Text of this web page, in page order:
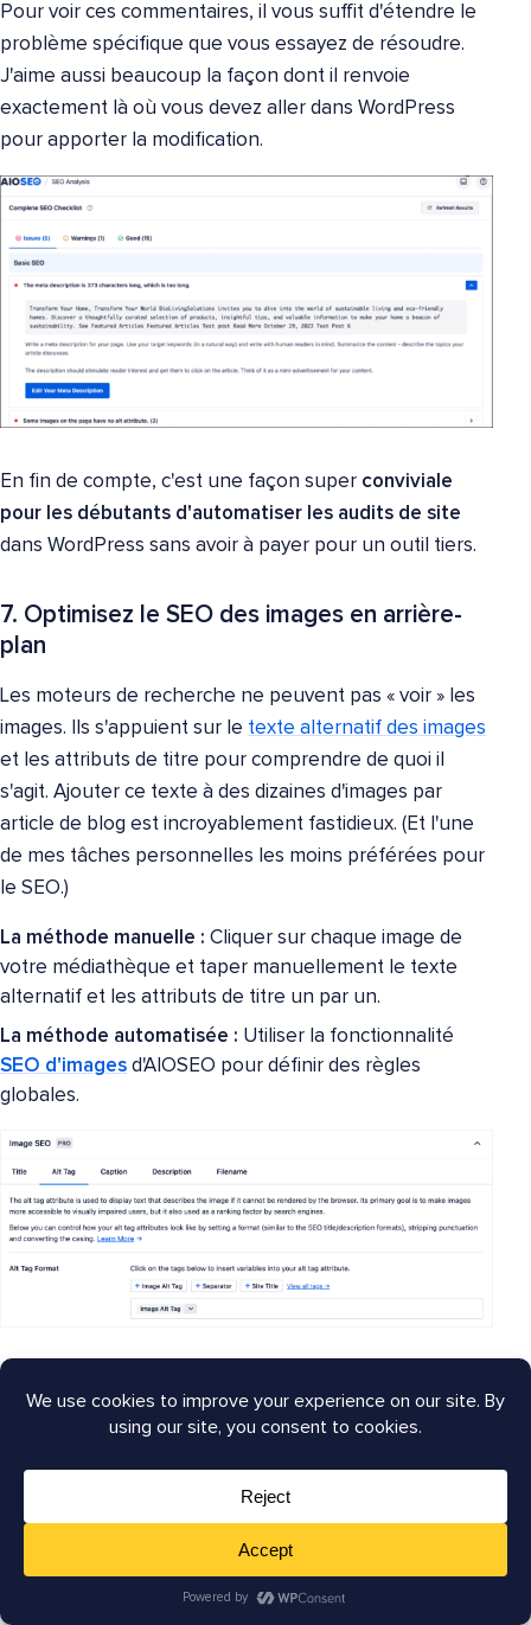
Pour voir ces commentaires, il vous suffit d'étendre le
problème spécifique que vous essayez de résoudre.
J'aime aussi beaucoup la façon dont il renvoie
exactement là où vous devez aller dans WordPress
pour apporter la modification.
En fin de compte, c'est une façon super conviviale
pour les débutants d'automatiser les audits de site
dans WordPress sans avoir à payer pour un outil tiers.
7. Optimisez le SEO des images en arrière-
plan
Les moteurs de recherche ne peuvent pas « voir » les
images. Ils s'appuient sur le texte alternatif des images
et les attributs de titre pour comprendre de quoi il
s'agit. Ajouter ce texte à des dizaines d'images par
article de blog est incroyablement fastidieux. (Et l'une
de mes tâches personnelles les moins préférées pour
le SEO.)
La méthode manuelle : Cliquer sur chaque image de
votre médiathèque et taper manuellement le texte
alternatif et les attributs de titre un par un.
La méthode automatisée : Utiliser la fonctionnalité
SEO d'images d'AIOSEO pour définir des règles
globales.
j'ai parlé plus tôt lors de la rédaction des titres SEO et
utiliser ces balises dynamiques
pour automatiser également votre SEO d'images.
Vous pouvez personnaliser vos balises intelligentes